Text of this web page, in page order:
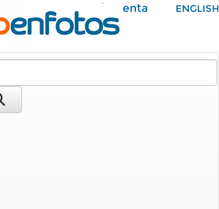
Mi Cuenta ENGLISH